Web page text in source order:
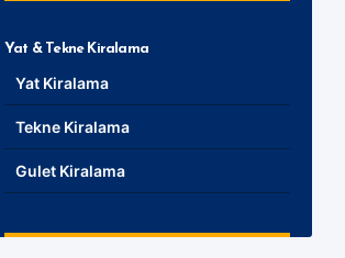
Yat & Tekne Kiralama
Yat Kiralama
Tekne Kiralama
Gulet Kiralama